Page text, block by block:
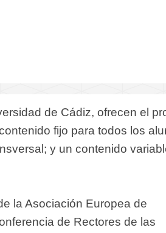
de Cádiz, ofrecen el
fijo para todos los
y un contenido
la Asociación Europea de
de Rectores de las